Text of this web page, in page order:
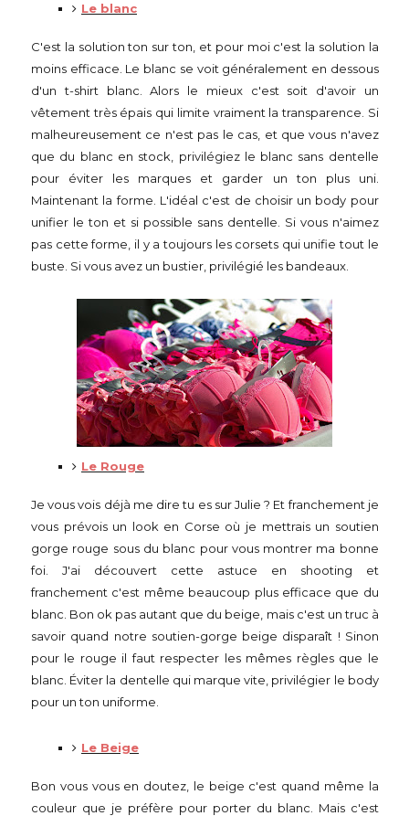
Le blanc
C'est la solution ton sur ton, et pour moi c'est la solution la
moins efficace. Le blanc se voit généralement en dessous
d'un t-shirt blanc. Alors le mieux c'est soit d'avoir un
vêtement très épais qui limite vraiment la transparence. Si
malheureusement ce n'est pas le cas, et que vous n'avez
que du blanc en stock, privilégiez le blanc sans dentelle
pour éviter les marques et garder un ton plus uni.
Maintenant la forme. L'idéal c'est de choisir un body pour
unifier le ton et si possible sans dentelle. Si vous n'aimez
pas cette forme, il y a toujours les corsets qui unifie tout le
buste. Si vous avez un bustier, privilégié les bandeaux.
Le Rouge
Je vous vois déjà me dire tu es sur Julie ? Et franchement je
vous prévois un look en Corse où je mettrais un soutien
gorge rouge sous du blanc pour vous montrer ma bonne
foi. J'ai découvert cette astuce en shooting et
franchement c'est même beaucoup plus efficace que du
blanc. Bon ok pas autant que du beige, mais c'est un truc à
savoir quand notre soutien-gorge beige disparaît ! Sinon
pour le rouge il faut respecter les mêmes règles que le
blanc. Éviter la dentelle qui marque vite, privilégier le body
pour un ton uniforme.
Le Beige
Bon vous vous en doutez, le beige c'est quand même la
couleur que je préfère pour porter du blanc. Mais c'est